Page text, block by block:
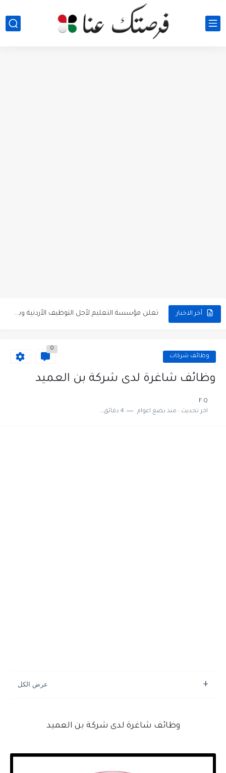
أخر الاخبار تعلن مؤسسة التعليم لأجل التوظيف الأردنية وبالشراكة مع أكاديمية جولانسرالمجاني
مسؤول مبيعات وتسويق المستلزمات الطبية وظائف شركات
0
وظائف شاغرة لدى شركة بن العميد
F.Q
اخر تحديث : منذ بضع اعوام 4 دقائق للقراءة
وظائف شاغرة لدى شركة بن العميد